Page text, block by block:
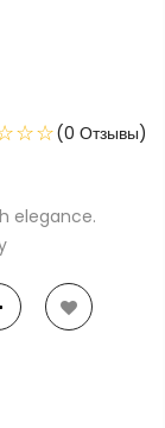
(0 Отзывы)
elegance.